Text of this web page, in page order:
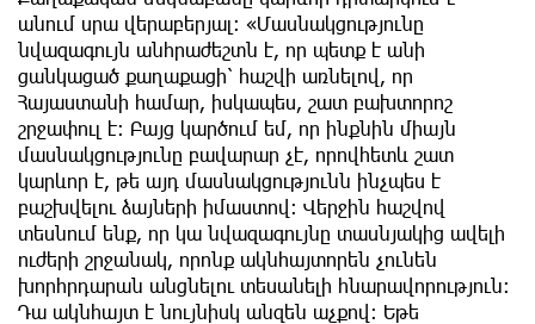
անում սրա վերաբերյալ։ «Մասնակցությունը
նվազագույն անհրաժեշտն է, որ պետք է անի
ցանկացած քաղաքացի՝ հաշվի առնելով, որ
Հայաստանի համար, իսկապես, շատ բախտորոշ
շրջափուլ է։ Բայց կարծում եմ, որ ինքնին միայն
մասնակցությունը բավարար չէ, որովհետև շատ
կարևոր է, թե այդ մասնակցությունն ինչպես է
բաշխվելու ձայների իմաստով։ Վերջին հաշվով
տեսնում ենք, որ կա նվազագույնը տասնյակից ավելի
ուժերի շրջանակ, որոնք ակնհայտորեն չունեն
խորհրդարան անցնելու տեսանելի հնարավորություն։
Դա ակնհայտ է նույնիսկ անզեն աչքով։ Եթե